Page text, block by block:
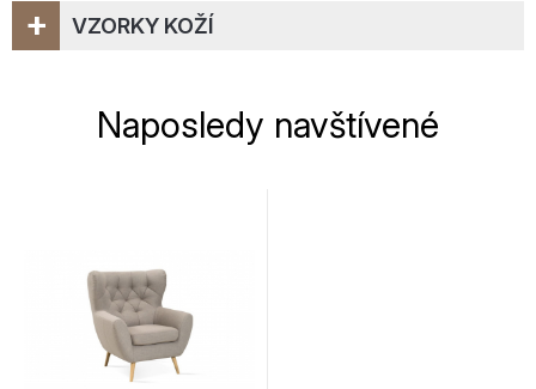
VZORKY KOŽÍ
+
Naposledy navštívené